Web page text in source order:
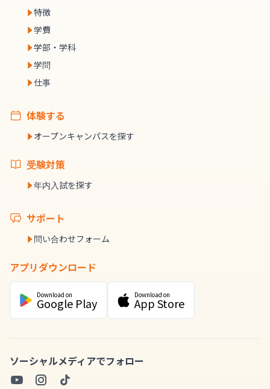
特徴
学費
学部・学科
学問
仕事
体験する
オープンキャンパスを探す
受験対策
年内入試を探す
サポート
問い合わせフォーム
アプリダウンロード
Download on
Google Play
Download on
App Store
ソーシャルメディアでフォロー